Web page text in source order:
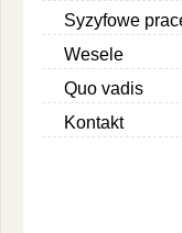
Syzyfowe
Wesele
Quo vadis
Kontakt